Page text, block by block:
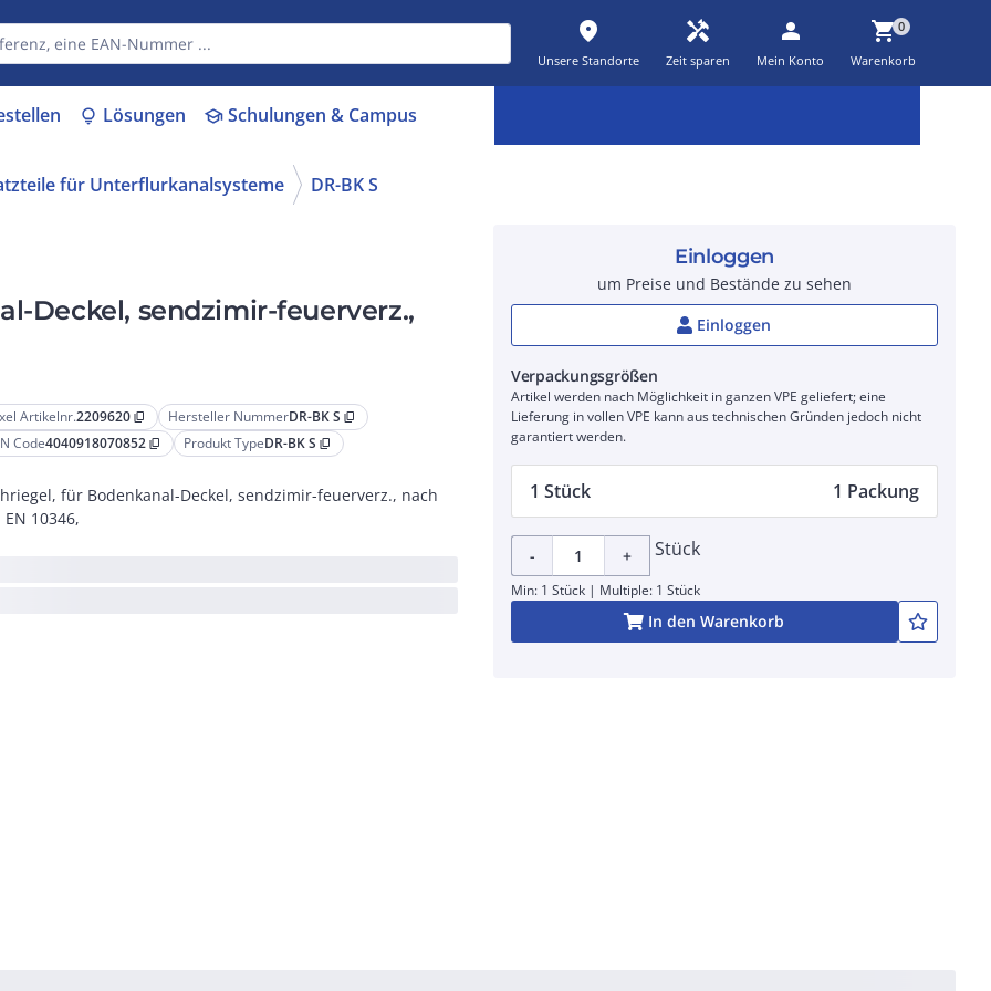
place
Unsere Standorte
handyman
Zeit sparen
person
Mein Konto
shopping_cart0
Warenkorb
lightbulb Lösungen schoolSchulungen & Campus
für Unterflurkanalsysteme DR-BK S
Deckel, sendzimir-feuerverz.,
Artikelnr.2209620 content_copy Hersteller NummerDR-BK S content_copy
Code4040918070852 content_copy Produkt TypeDR-BK S content_copy
für Bodenkanal-Deckel, sendzimir-feuerverz., nach
EN 10346,
Einloggen
um Preise und Bestände zu sehen
Einloggen
Verpackungsgrößen
Artikel werden nach Möglichkeit in ganzen VPE geliefert; eine
Lieferung in vollen VPE kann aus technischen Gründen jedoch nicht
garantiert werden.
1 Stück 1 Packung
- + Stück
Min: 1 Stück | Multiple: 1 Stück
In den Warenkorb